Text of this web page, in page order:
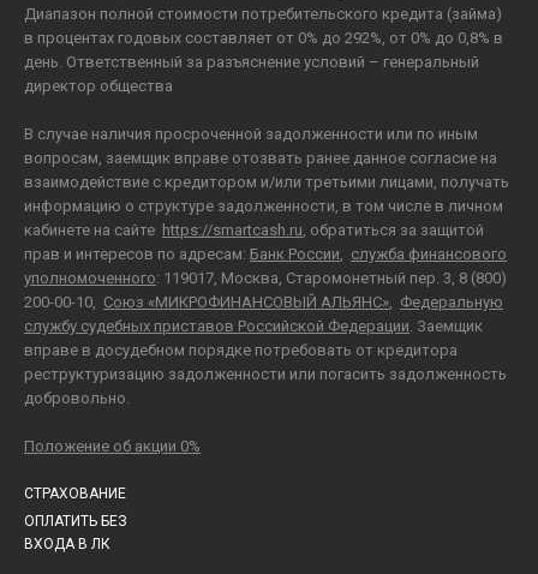
Диапазон полной стоимости потребительского кредита (займа)
в процентах годовых составляет от 0% до 292%, от 0% до 0,8% в
день. Ответственный за разъяснение условий – генеральный
директор общества
В случае наличия просроченной задолженности или по иным
вопросам, заемщик вправе отозвать ранее данное согласие на
взаимодействие с кредитором и/или третьими лицами, получать
информацию о структуре задолженности, в том числе в личном
кабинете на сайте https://smartcash.ru, обратиться за защитой
прав и интересов по адресам: Банк России, служба финансового
уполномоченного: 119017, Москва, Старомонетный пер. 3, 8 (800)
200-00-10, Союз «МИКРОФИНАНСОВЫЙ АЛЬЯНС», Федеральную
службу судебных приставов Российской Федерации. Заемщик
вправе в досудебном порядке потребовать от кредитора
реструктуризацию задолженности или погасить задолженность
добровольно.
Положение об акции 0%
СТРАХОВАНИЕ
ОПЛАТИТЬ БЕЗ
ВХОДА В ЛК